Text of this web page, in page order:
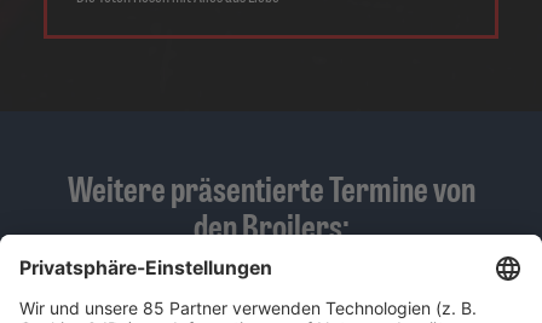
Weitere präsentierte Termine von
den Broilers:
SA., 4. JULI 26, RUDOLF-HARBIG-STADION, DRESDEN